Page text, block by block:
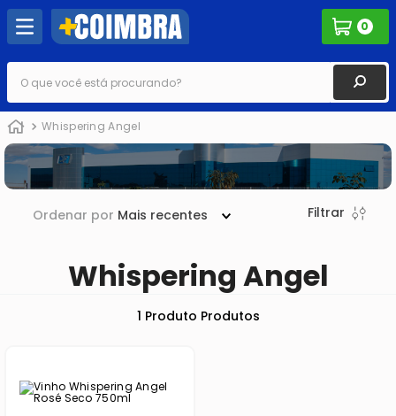
0
O que você está procurando?
Whispering Angel
Ordenar por Mais recentes Filtrar
Whispering Angel
1 Produto